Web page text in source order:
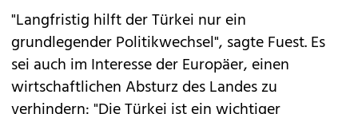
"Langfristig hilft der Türkei nur ein
grundlegender Politikwechsel", sagte Fuest. Es
sei auch im Interesse der Europäer, einen
wirtschaftlichen Absturz des Landes zu